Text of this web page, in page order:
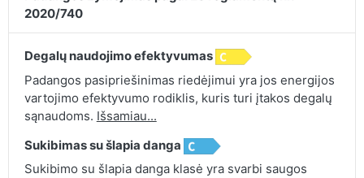
2020/740
Degalų naudojimo efektyvumas
Padangos pasipriešinimas riedėjimui yra jos energijos
vartojimo efektyvumo rodiklis, kuris turi įtakos degalų
sąnaudoms. Išsamiau...
Sukibimas su šlapia danga
Sukibimo su šlapia danga klasė yra svarbi saugos